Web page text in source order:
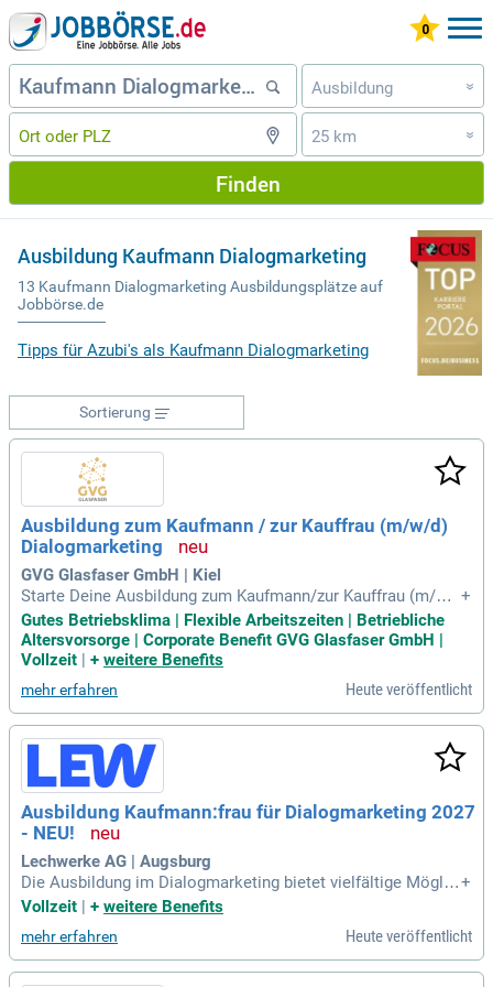
Ausbildung »
25 km »
Finden
Ausbildung Kaufmann Dialogmarketing
13 Kaufmann Dialogmarketing Ausbildungsplätze auf
Jobbörse.de
Tipps für Azubi's als Kaufmann Dialogmarketing
Sortierung
Ausbildung zum Kaufmann / zur Kauffrau (m/w/d)
Dialogmarketing
GVG Glasfaser GmbH | Kiel
Starte Deine Ausbildung zum Kaufmann/zur Kauffrau (m/w/
d) im Dialogmarketing bei der GVG Glasfaser GmbH. Wenn
Du kommunikativ, freundlich und geduldig bist, bist Du bei u
ns genau richtig! Bei einem modernen Telekommunikations
kontakt. Unser Ziel ist es, Privat- und Geschäftskunden in D
eutschland an zukunftssichere Breitbandnetze anzubinden.
Du wirst aktiv am Telefon oder per E-Mail mit unseren Kund
en kommunizieren und individuelle Lösungen finden. Werde
Teil eines motivierten Teams und gestalte die Telekommuni
kationsinfrastruktur der Zukunft mit!
+
Gutes Betriebsklima | Flexible Arbeitszeiten | Betriebliche
Altersvorsorge | Corporate Benefit GVG Glasfaser GmbH |
Vollzeit | + weitere Benefits
mehr erfahren Heute veröffentlicht
Ausbildung Kaufmann:frau für Dialogmarketing 2027
- NEU!
Lechwerke AG | Augsburg
Die Ausbildung im Dialogmarketing bietet vielfältige Möglic
hkeiten zur persönlichen und beruflichen Entwicklung. Du an
nnen und führst Verkaufsgespräche. In der Praxis profitierst
du von einem umfassenden Einblick in unsere Kundenservic
e-Bereiche wie Debitorenmanagement und Service Experien
+
Vollzeit
+ weitere Benefits
mehr erfahren Heute veröffentlicht